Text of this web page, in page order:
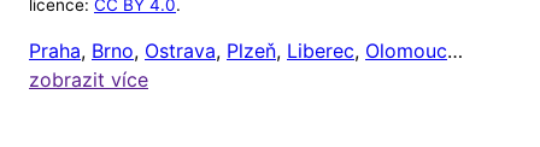
venku počasí, když jsou zrovna doma). Čas odeslání
upozornění si ale můžete nastavit níže.
licence: CC BY 4.0.
Praha, Brno, Ostrava, Plzeň, Liberec, Olomouc…
zobrazit více